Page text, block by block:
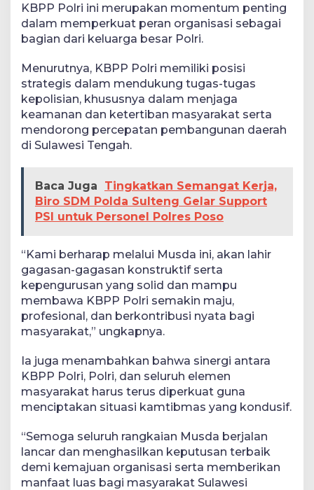
KBPP Polri ini merupakan momentum penting
dalam memperkuat peran organisasi sebagai
bagian dari keluarga besar Polri.
Menurutnya, KBPP Polri memiliki posisi
strategis dalam mendukung tugas-tugas
kepolisian, khususnya dalam menjaga
keamanan dan ketertiban masyarakat serta
mendorong percepatan pembangunan daerah
di Sulawesi Tengah.
Baca Juga
Tingkatkan Semangat Kerja,
Biro SDM Polda Sulteng Gelar Support
PSI untuk Personel Polres Poso
“Kami berharap melalui Musda ini, akan lahir
gagasan-gagasan konstruktif serta
kepengurusan yang solid dan mampu
membawa KBPP Polri semakin maju,
profesional, dan berkontribusi nyata bagi
masyarakat,” ungkapnya.
Ia juga menambahkan bahwa sinergi antara
KBPP Polri, Polri, dan seluruh elemen
masyarakat harus terus diperkuat guna
menciptakan situasi kamtibmas yang kondusif.
“Semoga seluruh rangkaian Musda berjalan
lancar dan menghasilkan keputusan terbaik
demi kemajuan organisasi serta memberikan
manfaat luas bagi masyarakat Sulawesi